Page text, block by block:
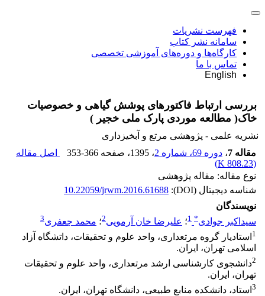
فهرست نشریات
سامانه نشر کتاب
کارگاه‌ها و دوره‌های آموزشی تخصصی
تماس با ما
English
بررسی ارتباط فاکتورهای پوشش گیاهی و خصوصیات
خاک( مطالعه موردی پارک ملی خجیر )
نشریه علمی - پژوهشی مرتع و آبخیزداری
مقاله 7
، دوره 69، شماره 2 ، 1395 ، صفحه 353-366
اصل مقاله
(
808.23 K
)
نوع مقاله: مقاله پژوهشی
شناسه دیجیتال (DOI):
10.22059/jrwm.2016.61688
نویسندگان
سیداکبر جوادی*
1؛ علیرضا خان آرمویی2؛ محمد جعفری3
1 استادیار گروه مرتعداری، واحد علوم و تحقیقات، داتشگاه آزاد
اسلامی تهران، ایران.
2دانشجوی کارشناسی ارشد مرتعداری، واحد علوم و تحقیقات
تهران، ایران.
3 استاد، دانشکده منابع طبیعی، دانشگاه تهران، ایران.